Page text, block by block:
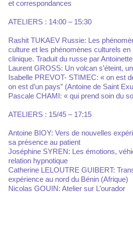
et correspondances
ATELIERS : 14:00 – 15:30
Rashit TUKAEV Russie: Les
culture et les phénomènes culturels
clinique. Traduit du russe par Antoinette
Laurent GROSS: Un volcan s’éteint,
Isabelle PREVOT- STIMEC: « on est
on est d’un pays” (Antoine de Saint
Pascale CHAMI: « qui prend soin du
ATELIERS : 15/45 – 17:15
Antoine BIOY: Vers de nouvelles
sa présence au patient
Joséphine SYREN: Les émotions,
relation hypnotique
Catherine LELOUTRE GUIBERT:
expérience au nord du Bénin (Afrique)
Nicolas GOUIN: Atelier sur L’ourador